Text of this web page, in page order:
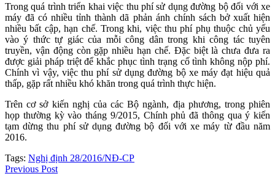
Trong quá trình triển khai việc thu phí sử dụng đường bộ đối với xe
máy đã có nhiều tỉnh thành dã phản ánh chính sách bở xuất hiện
nhiều bất cập, hạn chế. Trong khi, việc thu phí phụ thuộc chủ yếu
vào ý thức tự giác của mỗi công dân trong khi công tác tuyên
truyền, vận động còn gặp nhiều hạn chế. Đặc biệt là chưa đưa ra
được giải pháp triệt để khắc phục tình trạng cố tình không nộp phí.
Chính vì vậy, việc thu phí sử dụng đường bộ xe máy đạt hiệu quả
thấp, gặp rất nhiều khó khăn trong quá trình thực hiện.
Trên cơ sở kiến nghị của các Bộ ngành, địa phương, trong phiên
họp thường kỳ vào tháng 9/2015, Chính phủ đã thông qua ý kiến
tạm dừng thu phí sử dụng đường bộ đối với xe máy từ đầu năm
2016.
Tags: Nghị định 28/2016/NĐ-CP
Previous Post